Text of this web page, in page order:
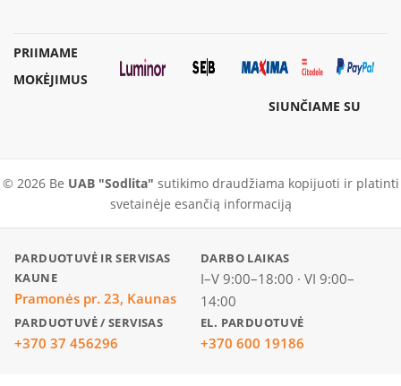
PRIIMAME
MOKĖJIMUS
SIUNČIAME SU
© 2026 Be UAB "Sodlita" sutikimo draudžiama kopijuoti ir platinti
svetainėje esančią informaciją
PARDUOTUVĖ IR SERVISAS
KAUNE
Pramonės pr. 23, Kaunas
DARBO LAIKAS
I–V 9:00–18:00 · VI 9:00–
14:00
PARDUOTUVĖ / SERVISAS
+370 37 456296
EL. PARDUOTUVĖ
+370 600 19186